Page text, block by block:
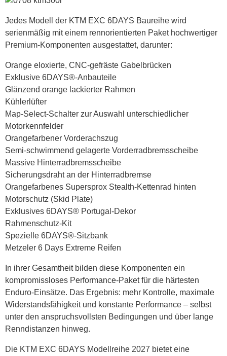
Jedes Modell der KTM EXC 6DAYS Baureihe wird
serienmäßig mit einem rennorientierten Paket hochwertiger
Premium-Komponenten ausgestattet, darunter:
Orange eloxierte, CNC-gefräste Gabelbrücken
Exklusive 6DAYS®-Anbauteile
Glänzend orange lackierter Rahmen
Kühlerlüfter
Map-Select-Schalter zur Auswahl unterschiedlicher
Motorkennfelder
Orangefarbener Vorderachszug
Semi-schwimmend gelagerte Vorderradbremsscheibe
Massive Hinterradbremsscheibe
Sicherungsdraht an der Hinterradbremse
Orangefarbenes Supersprox Stealth-Kettenrad hinten
Motorschutz (Skid Plate)
Exklusives 6DAYS® Portugal-Dekor
Rahmenschutz-Kit
Spezielle 6DAYS®-Sitzbank
Metzeler 6 Days Extreme Reifen
In ihrer Gesamtheit bilden diese Komponenten ein
kompromissloses Performance-Paket für die härtesten
Enduro-Einsätze. Das Ergebnis: mehr Kontrolle, maximale
Widerstandsfähigkeit und konstante Performance – selbst
unter den anspruchsvollsten Bedingungen und über lange
Renndistanzen hinweg.
Die KTM EXC 6DAYS Modellreihe 2027 bietet eine